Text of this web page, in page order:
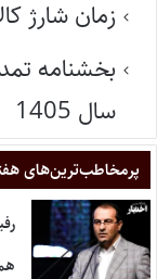
زمان شارژ
بخشنامه
سال 1405
پر‌مخاطب‌ترین‌های